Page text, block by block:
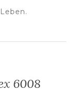
6008